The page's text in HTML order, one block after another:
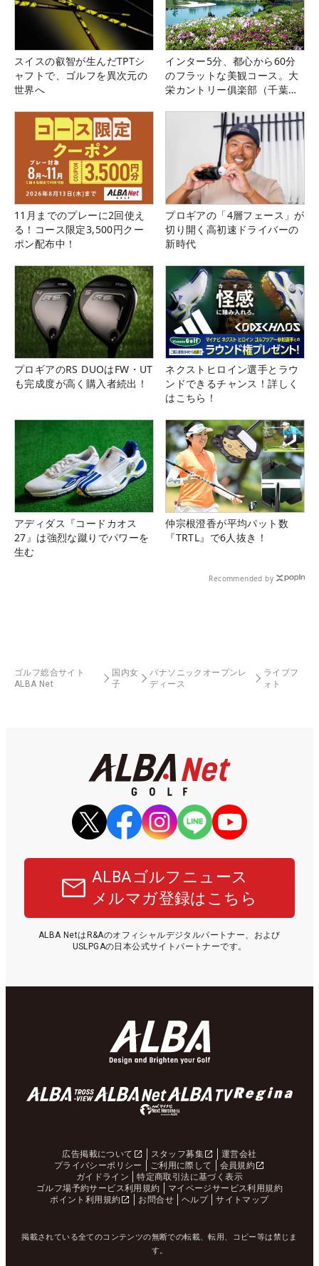
スイスの叡智が生んだTPTシ
ャフトで、ゴルフを異次元の
世界へ
インター5分、都心から60分
のフラットな美観コース。大
栄カントリー俱楽部（千葉
11月までのプレーに2回使え
る！コース限定3,500円クー
ポン配布中！
プロギアの「4層フェース」が
切り開く高初速ドライバーの
新時代
プロギアのRS DUOはFW・UT
も完成度が高く購入者続出！
ネクストヒロイン選手とラウ
ンドできるチャンス！詳しく
はこちら！
アディダス『コードカオス
27』は強烈な蹴りでパワーを
生む
仲宗根澄香が平均パット数
『TRTL』で6人抜き！
Recommended by
ゴルフ総合サイト
ALBA Net
国内女
子
パナソニックオープンレ
ディース
ライブフ
ォト
ALBAゴルフニュース
メルマガ登録はこちら
ALBA NetはR&Aのオフィシャルデジタルパートナー、および
USLPGAの日本公式サイトパートナーです。
広告掲載について スタッフ募集
運営会社
プライバシーポリシー
ご利用に際して
会員規約
ガイドライン
特定商取引法に基づく表示
ゴルフ場予約サービス利用規約
マイページサービス利用規約
ポイント利用規約
お問合せ ヘルプ サイトマップ
掲載されている全てのコンテンツの無断での転載、転用、コピー等は禁じま
す。